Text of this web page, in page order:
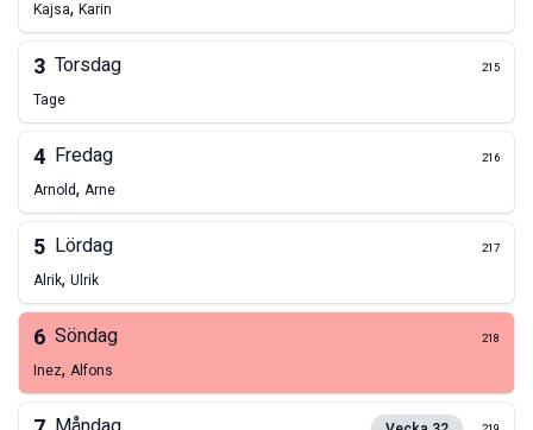
Kajsa, Karin
3 Torsdag 215
Tage
4 Fredag 216
Arnold, Arne
5 Lördag 217
Alrik, Ulrik
6 Söndag 218
Inez, Alfons